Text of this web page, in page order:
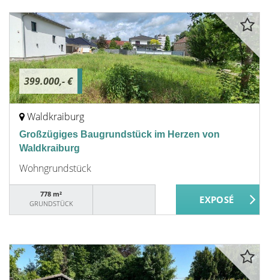
399.000,- €
Waldkraiburg
Großzügiges Baugrundstück im Herzen von
Waldkraiburg
Wohngrundstück
778 m²
GRUNDSTÜCK